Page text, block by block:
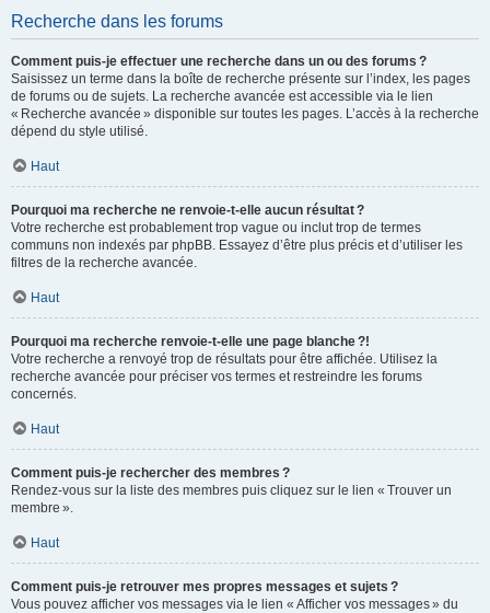
Recherche dans les forums
Comment puis-je effectuer une recherche dans un ou des forums ?
Saisissez un terme dans la boîte de recherche présente sur l’index, les pages
de forums ou de sujets. La recherche avancée est accessible via le lien
« Recherche avancée » disponible sur toutes les pages. L’accès à la recherche
dépend du style utilisé.
Haut
Pourquoi ma recherche ne renvoie-t-elle aucun résultat ?
Votre recherche est probablement trop vague ou inclut trop de termes
communs non indexés par phpBB. Essayez d’être plus précis et d’utiliser les
filtres de la recherche avancée.
Haut
Pourquoi ma recherche renvoie-t-elle une page blanche ?!
Votre recherche a renvoyé trop de résultats pour être affichée. Utilisez la
recherche avancée pour préciser vos termes et restreindre les forums
concernés.
Haut
Comment puis-je rechercher des membres ?
Rendez-vous sur la liste des membres puis cliquez sur le lien « Trouver un
membre ».
Haut
Comment puis-je retrouver mes propres messages et sujets ?
Vous pouvez afficher vos messages via le lien « Afficher vos messages » du